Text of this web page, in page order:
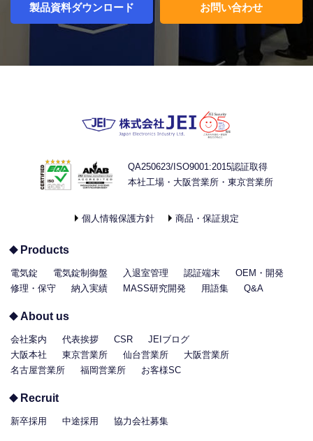
製品資料ダウンロード お問い合わせ
QA250623/ISO9001:2015認証取得
本社工場・大阪営業所・東京営業所
個人情報保護方針 商品・保証規定
Products
電気錠 電気錠制御盤 入退室管理 認証端末
OEM・開発
修理・保守
納入実績 MASS研究開発 用語集 Q&A
About us
会社案内 代表挨拶 CSR
JEIブログ
大阪本社
東京営業所 仙台営業所
大阪営業所
名古屋営業所
福岡営業所 お客様SC
Recruit
新卒採用 中途採用 協力会社募集